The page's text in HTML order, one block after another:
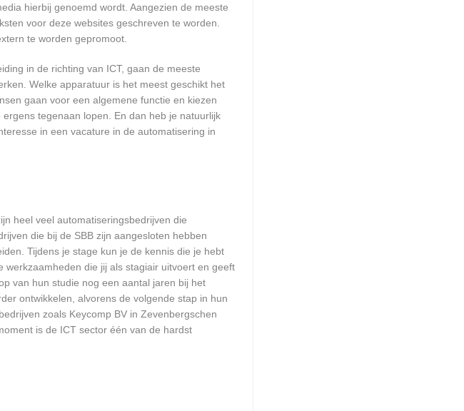
hierbij genoemd wordt. Aangezien de meeste
voor deze websites geschreven te worden.
te worden gepromoot.
in de richting van ICT, gaan de meeste
Welke apparatuur is het meest geschikt het
gaan voor een algemene functie en kiezen
tegenaan lopen. En dan heb je natuurlijk
in een vacature in de automatisering in
heel veel automatiseringsbedrijven die
die bij de SBB zijn aangesloten hebben
Tijdens je stage kun je de kennis die je hebt
die jij als stagiair uitvoert en geeft
van hun studie nog een aantal jaren bij het
ontwikkelen, alvorens de volgende stap in hun
zoals Keycomp BV in Zevenbergschen
is de ICT sector één van de hardst